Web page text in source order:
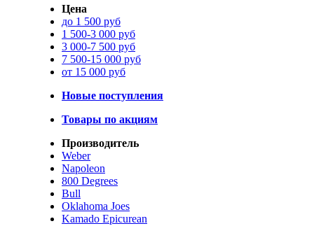
Цена
до 1 500 руб
1 500-3 000 руб
3 000-7 500 руб
7 500-15 000 руб
от 15 000 руб
Новые поступления
Товары по акциям
Производитель
Weber
Napoleon
800 Degrees
Bull
Oklahoma Joes
Kamado Epicurean